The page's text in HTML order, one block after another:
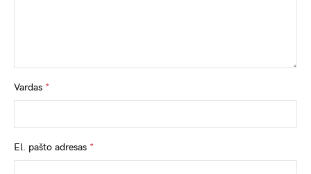
Vardas *
El. pašto adresas *